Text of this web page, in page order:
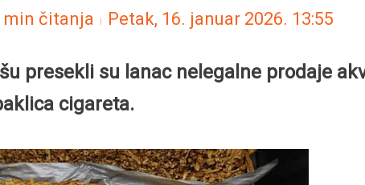
min čitanja Petak, 16. januar 2026. 13:55
presekli su lanac nelegalne prodaje
cigareta.